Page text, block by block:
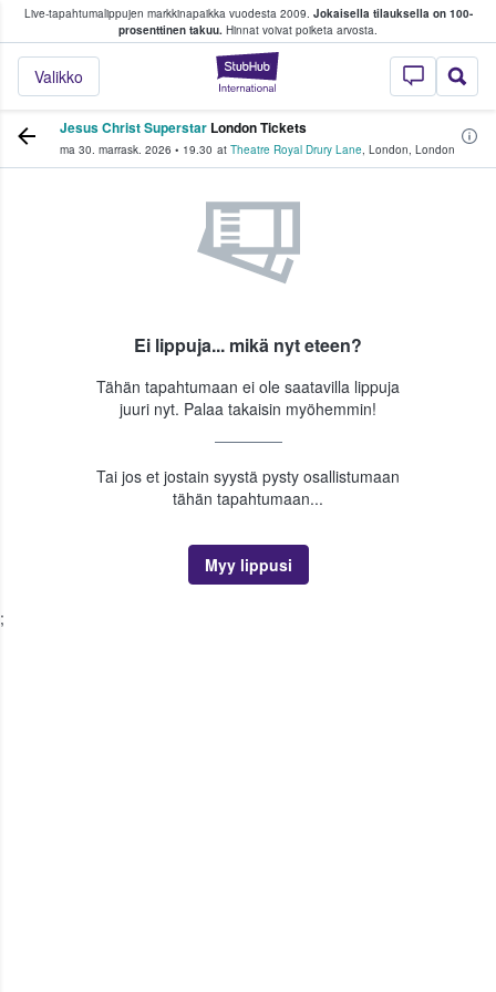
Live-tapahtumalippujen markkinapaikka vuodesta 2009. Jokaisella tilauksella on 100-
prosenttinen takuu. Hinnat voivat poiketa arvosta.
StubHub -
Valikko
fanit ostavat ja myyvät lippuja
Jesus Christ Superstar London Tickets
ma 30. marrask. 2026 • 19.30 at Theatre Royal Drury Lane, London, London
Ei lippuja... mikä nyt eteen?
Tähän tapahtumaan ei ole saatavilla lippuja
juuri nyt. Palaa takaisin myöhemmin!
Tai jos et jostain syystä pysty osallistumaan
tähän tapahtumaan...
Myy lippusi
;